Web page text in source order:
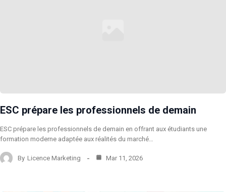
ESC prépare les professionnels de demain
ESC prépare les professionnels de demain en offrant aux étudiants une
formation moderne adaptée aux réalités du marché…
By Licence Marketing Mar 11, 2026